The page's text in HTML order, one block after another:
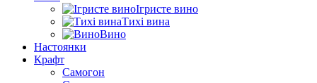
Ігристе вино
Тихі вина
Вино
Настоянки
Крафт
Самогон